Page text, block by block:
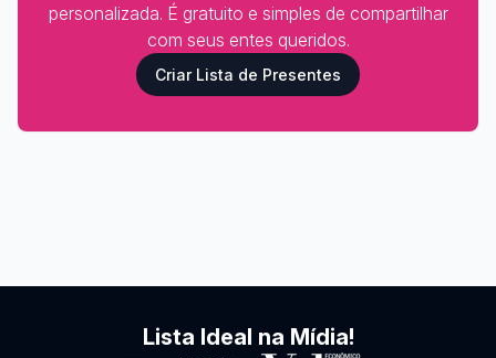
personalizada. É gratuito e simples de compartilhar
com seus entes queridos.
Criar Lista de Presentes
Lista Ideal na Mídia!